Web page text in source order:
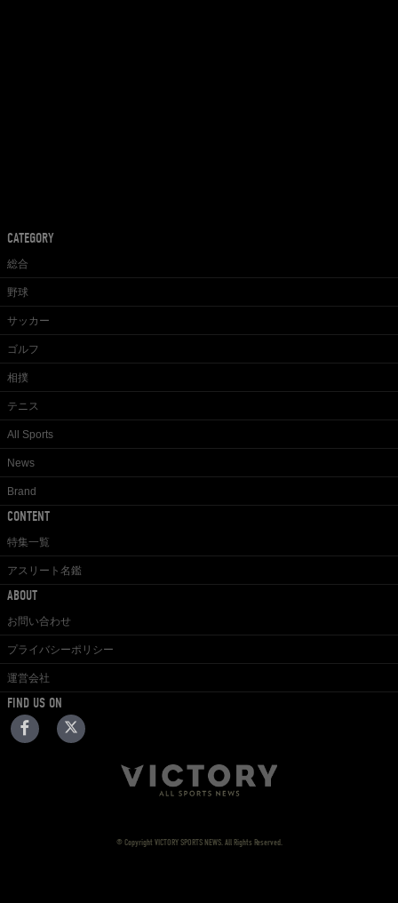
CATEGORY
総合
野球
サッカー
ゴルフ
相撲
テニス
All Sports
News
Brand
CONTENT
特集一覧
アスリート名鑑
ABOUT
お問い合わせ
プライバシーポリシー
運営会社
FIND US ON
© Copyright VICTORY SPORTS NEWS. All Rights Reserved.